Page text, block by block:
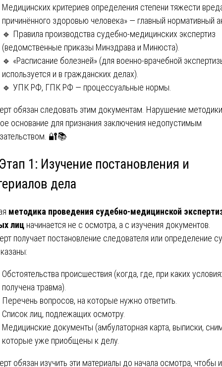
Медицинских критериев определения степени тяжести
причинённого здоровью человека» — главный нормативный
🔹 Правила производства судебно-медицинских экспертиз
(ведомственные приказы Минздрава и Минюста).
🔹 «Расписание болезней» (для военно-врачебной
используется и в гражданских делах).
🔹 УПК РФ, ГПК РФ — процессуальные нормы.
обязан следовать этим документам. Нарушение
основание для признания заключения недопустимым
🔐📚
1: Изучение постановления и
дела
методика проведения судебно-медицинской
лиц начинается не с осмотра, а с изучения документов.
получает постановление следователя или определение
Обстоятельства происшествия (когда, где, при каких
получена травма).
Перечень вопросов, на которые нужно ответить.
Список лиц, подлежащих осмотру.
Медицинские документы (амбулаторная карта, выписки,
которые уже приобщены к делу.
обязан изучить эти материалы до начала осмотра, чтобы